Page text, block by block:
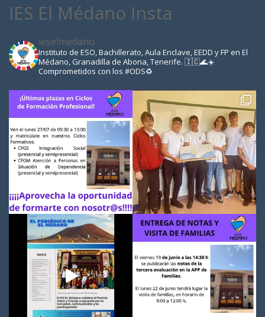
IES El Médano Insta
ieselmedano
Instituto de ESO, Bachillerato, Aula Enclave, EEDD y FP en El
Médano, Granadilla de Abona, Tenerife. 🇮🇨🌊☀️
Comprometidos con los #ODS♻️